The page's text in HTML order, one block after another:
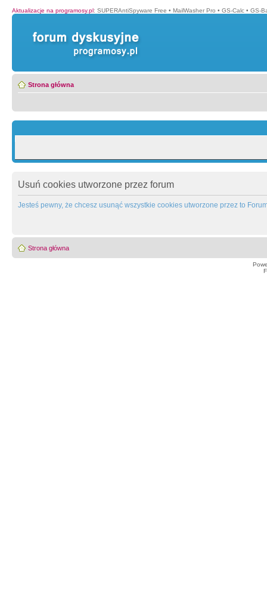
Aktualizacje na programosy.pl: SUPERAntiSpyware Free • MailWasher Pro • GS-Calc • GS-
Strona główna
Usuń cookies utworzone przez forum
Jesteś pewny, że chcesz usunąć wszystkie cookies utworzone przez to
Strona główna